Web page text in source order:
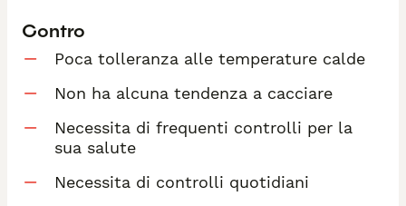
Contro
Poca tolleranza alle temperature calde
Non ha alcuna tendenza a cacciare
Necessita di frequenti controlli per la
sua salute
Necessita di controlli quotidiani